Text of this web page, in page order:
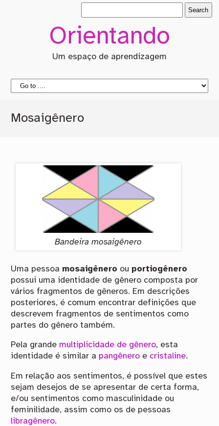
Orientando
Um espaço de aprendizagem
Mosaigênero
Bandeira mosaigênero
Uma pessoa mosaigênero ou portiogênero
possui uma identidade de gênero composta por
vários fragmentos de gêneros. Em descrições
posteriores, é comum encontrar definições que
descrevem fragmentos de sentimentos como
partes do gênero também.
Pela grande multiplicidade de gênero, esta
identidade é similar a pangênero e cristaline.
Em relação aos sentimentos, é possível que estes
sejam desejos de se apresentar de certa forma,
e/ou sentimentos como masculinidade ou
feminilidade, assim como os de pessoas
libragênero.